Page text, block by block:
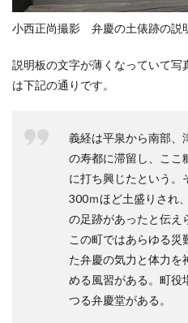
小西正尚撮影 弁慶の土俵跡の説
説明板の文字が薄くなっていて写
は下記の通りです。
義経は平泉から南部、
の寿都に滞留し、ここ
に打ち興じたという。
300ｍほど土盛りされ
の足跡があったと伝え
この町ではあらゆる災
た弁慶の気力と体力を
める風習がある。町役
つる弁慶堂がある。